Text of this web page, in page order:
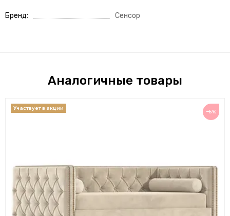
Бренд Сенсор
Аналогичные товары
−5%